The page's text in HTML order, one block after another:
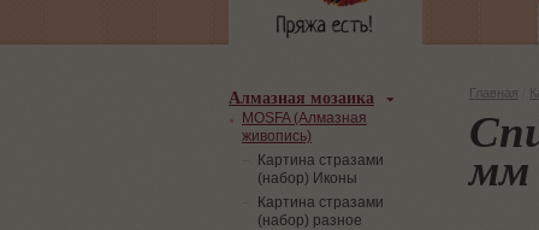
Главная
мм
Алмазная мозаика
MOSFA (Алмазная
живопись)
Картина стразами
(набор) Иконы
Картина стразами
(набор) разное